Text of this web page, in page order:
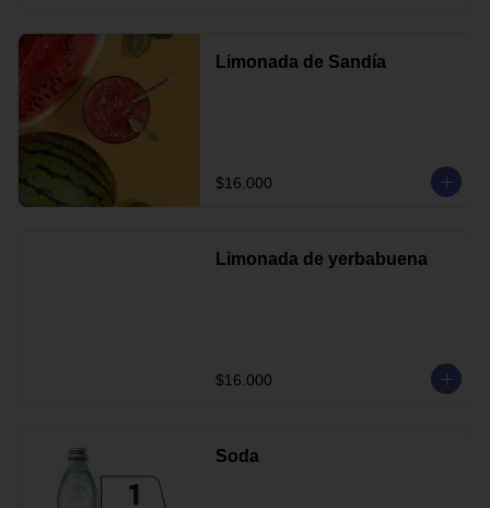
Limonada de Sandía
$16.000
Limonada de yerbabuena
$16.000
Soda